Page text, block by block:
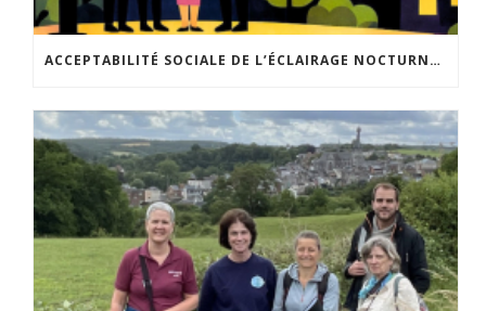
ACCEPTABILITÉ SOCIALE DE L’ÉCLAIRAGE NOCTURNE : LE REPLAY EST DISPONIBLE